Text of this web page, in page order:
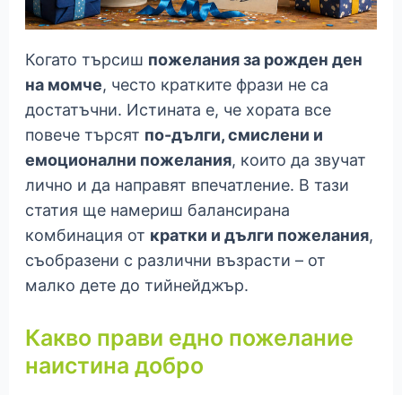
Когато търсиш пожелания за рожден ден
на момче, често кратките фрази не са
достатъчни. Истината е, че хората все
повече търсят по-дълги, смислени и
емоционални пожелания, които да звучат
лично и да направят впечатление. В тази
статия ще намериш балансирана
комбинация от кратки и дълги пожелания,
съобразени с различни възрасти – от
малко дете до тийнейджър.
Какво прави едно пожелание
наистина добро